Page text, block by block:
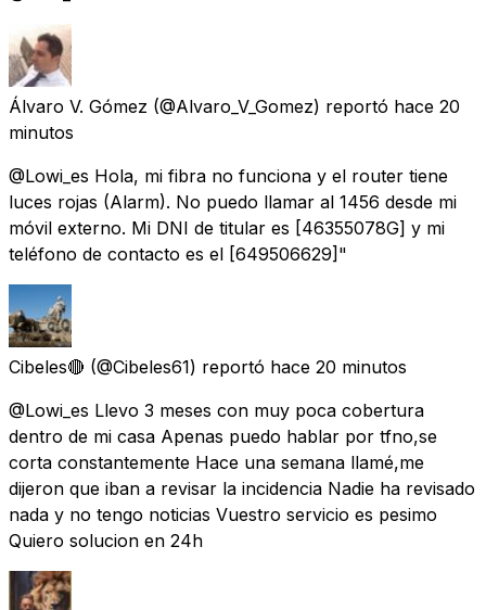
Álvaro V. Gómez (@Alvaro_V_Gomez) reportó hace 20
minutos
@Lowi_es Hola, mi fibra no funciona y el router tiene
luces rojas (Alarm). No puedo llamar al 1456 desde mi
móvil externo. Mi DNI de titular es [46355078G] y mi
teléfono de contacto es el [649506629]"
Cibeles🔴 (@Cibeles61) reportó hace 20 minutos
@Lowi_es Llevo 3 meses con muy poca cobertura
dentro de mi casa Apenas puedo hablar por tfno,se
corta constantemente Hace una semana llamé,me
dijeron que iban a revisar la incidencia Nadie ha revisado
nada y no tengo noticias Vuestro servicio es pesimo
Quiero solucion en 24h